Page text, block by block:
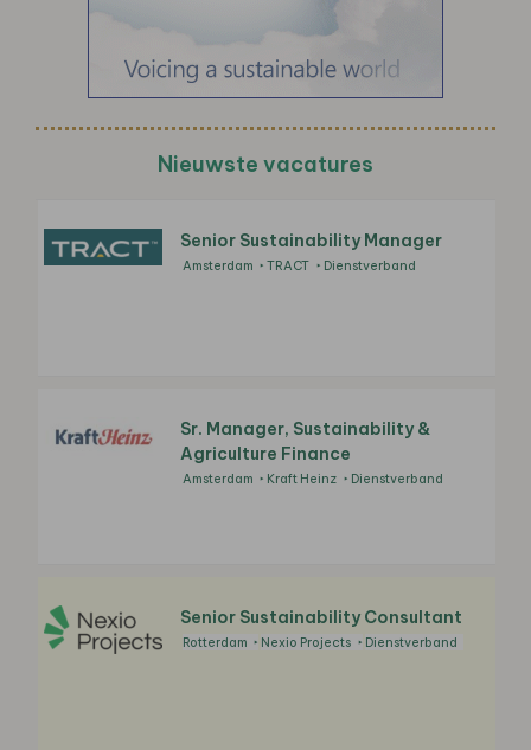
Nieuwste vacatures
Senior Sustainability Manager
Amsterdam TRACT Dienstverband
Sr. Manager, Sustainability &
Agriculture Finance
Amsterdam Kraft Heinz Dienstverband
Senior Sustainability Consultant
Rotterdam Nexio Projects Dienstverband